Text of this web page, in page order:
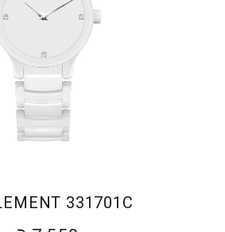
331701C